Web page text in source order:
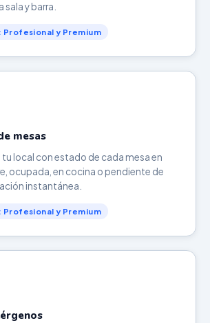
y barra.
Profesional y Premium
mesas
local con estado de cada mesa en
ocupada, en cocina o pendiente de
instantánea.
Profesional y Premium